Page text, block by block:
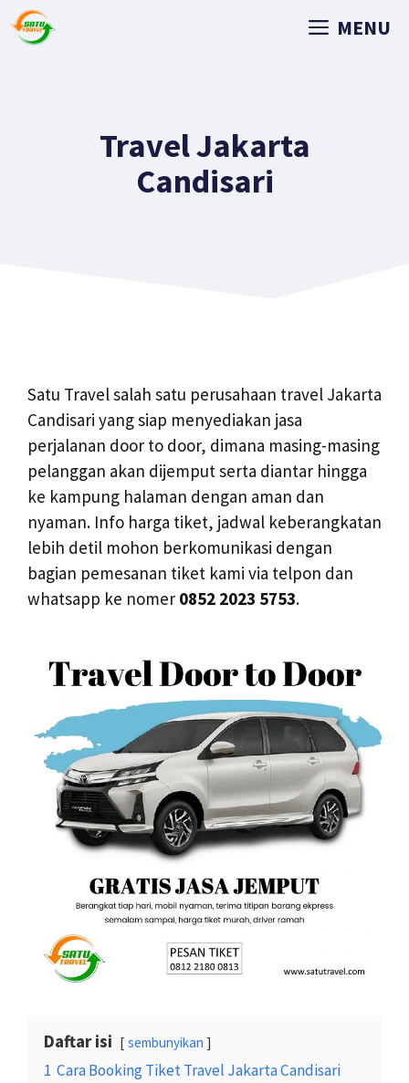
MENU
Travel Jakarta
Candisari
Satu Travel salah satu perusahaan travel Jakarta
Candisari yang siap menyediakan jasa
perjalanan door to door, dimana masing-masing
pelanggan akan dijemput serta diantar hingga
ke kampung halaman dengan aman dan
nyaman. Info harga tiket, jadwal keberangkatan
lebih detil mohon berkomunikasi dengan
bagian pemesanan tiket kami via telpon dan
whatsapp ke nomer 0852 2023 5753.
Daftar isi sembunyikan
1 Cara Booking Tiket Travel Jakarta Candisari